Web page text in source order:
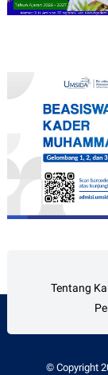
Tentang
© Copyright